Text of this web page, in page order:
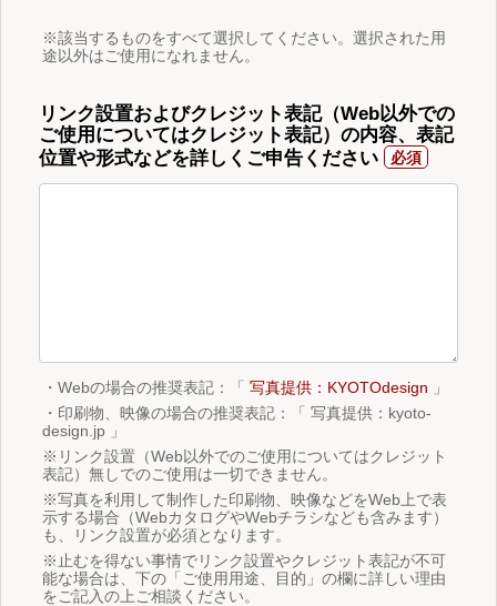
※該当するものをすべて選択してください。選択された用
途以外はご使用になれません。
リンク設置およびクレジット表記（Web以外での
ご使用についてはクレジット表記）の内容、表記
位置や形式などを詳しくご申告ください
・Webの場合の推奨表記：「 写真提供：KYOTOdesign 」
・印刷物、映像の場合の推奨表記：「 写真提供：kyoto-
design.jp 」
※リンク設置（Web以外でのご使用についてはクレジット
表記）無しでのご使用は一切できません。
※写真を利用して制作した印刷物、映像などをWeb上で表
示する場合（WebカタログやWebチラシなども含みます）
も、リンク設置が必須となります。
※止むを得ない事情でリンク設置やクレジット表記が不可
能な場合は、下の「ご使用用途、目的」の欄に詳しい理由
をご記入の上ご相談ください。